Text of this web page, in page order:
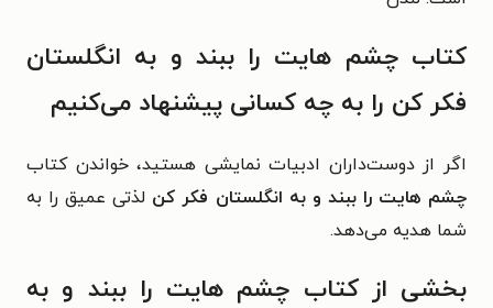
کتاب چشم هایت را ببند و به انگلستان
فکر کن را به چه کسانی پیشنهاد می‌کنیم
اگر از دوست‌داران ادبیات نمایشی هستید، خواندن کتاب
چشم هایت را ببند و به انگلستان فکر کن لذتی عمیق را به
شما هدیه می‌دهد.
بخشی از کتاب چشم هایت را ببند و به